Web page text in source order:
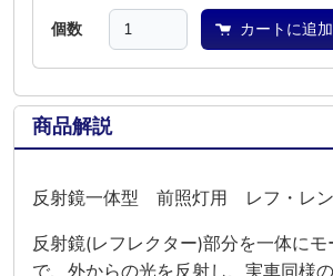
個数 カートに追
商品解説
反射鏡一体型 前照灯用 レフ・レ
反射鏡(レフレクター)部分を一体に